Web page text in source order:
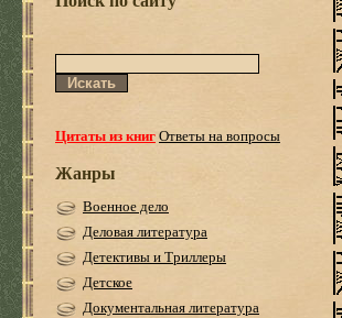
Цитаты из книгОтветы на вопросы
Жанры
Военное дело
Деловая литература
Детективы и Триллеры
Детское
Документальная литература